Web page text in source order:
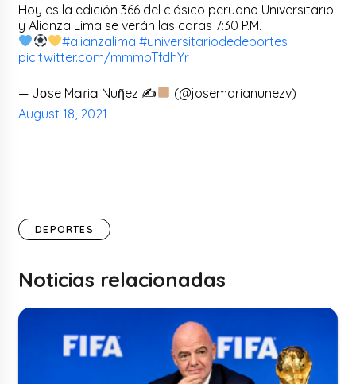
Hoy es la edición 366 del clásico peruano Universitario
y Alianza Lima se verán las caras 7:30 P.M.
#alianzalima #universitariodedeportes
pic.twitter.com/mmmoTfdhYr
— Jσse Mɑɾiɑ Nuƞ̃ez ✍
(@josemarianunezv)
August 18, 2021
DEPORTES
Noticias relacionadas